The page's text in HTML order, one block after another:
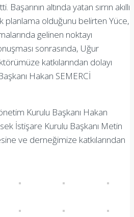
Başarının altında yatan sırrın akıllı
planlama olduğunu belirten Yüce,
gelinen noktayı
sonrasında, Uğur
katkılarından dolayı
Hakan SEMERCİ
Kurulu Başkanı Hakan
İstişare Kurulu Başkanı Metin
ve derneğimize katkılarından